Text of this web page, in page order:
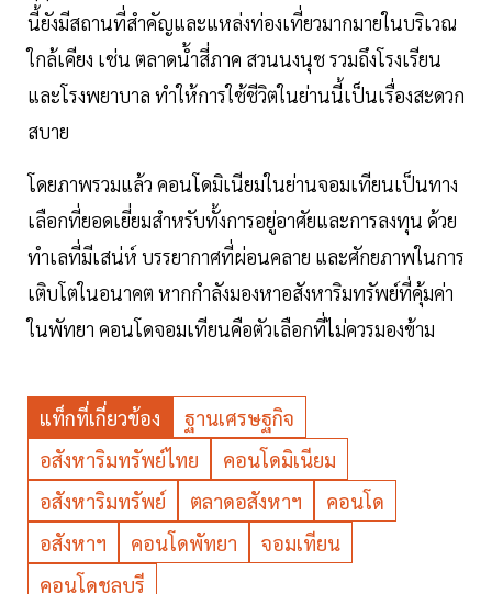
นี้ยังมีสถานที่สำคัญและแหล่งท่องเที่ยวมากมายในบริเวณ
ใกล้เคียง เช่น ตลาดน้ำสี่ภาค สวนนงนุช รวมถึงโรงเรียน
และโรงพยาบาล ทำให้การใช้ชีวิตในย่านนี้เป็นเรื่องสะดวก
สบาย
โดยภาพรวมแล้ว คอนโดมิเนียมในย่านจอมเทียนเป็นทาง
เลือกที่ยอดเยี่ยมสำหรับทั้งการอยู่อาศัยและการลงทุน ด้วย
ทำเลที่มีเสน่ห์ บรรยากาศที่ผ่อนคลาย และศักยภาพในการ
เติบโตในอนาคต หากกำลังมองหาอสังหาริมทรัพย์ที่คุ้มค่า
ในพัทยา คอนโดจอมเทียนคือตัวเลือกที่ไม่ควรมองข้าม
แท็กที่เกี่ยวข้อง
ฐานเศรษฐกิจ
อสังหาริมทรัพย์ไทย
คอนโดมิเนียม
อสังหาริมทรัพย์
ตลาดอสังหาฯ
คอนโด
อสังหาฯ
คอนโดพัทยา
จอมเทียน
คอนโดชลบุรี